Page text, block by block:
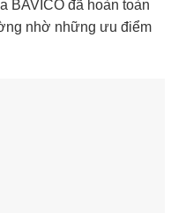
BAVICO đã hoàn toàn
nhờ những ưu điểm